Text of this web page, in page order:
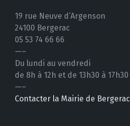
19 rue Neuve d’Argenson
24100 Bergerac
05 53 74 66 66
—–
Du lundi au vendredi
de 8h à 12h et de 13h30 à 17h30
—–
Contacter la Mairie de Bergerac